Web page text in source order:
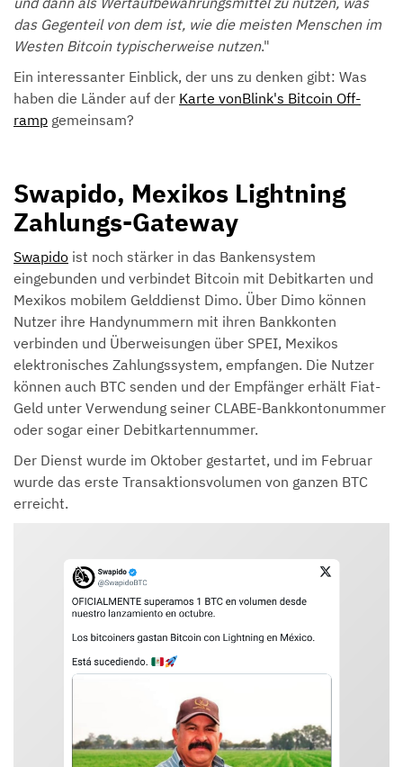
das Gegenteil von dem ist, wie die meisten Menschen im
Westen Bitcoin typischerweise nutzen."
Ein interessanter Einblick, der uns zu denken gibt: Was
haben die Länder auf der Karte vonBlink's Bitcoin Off-
ramp gemeinsam?
Swapido, Mexikos Lightning
Zahlungs-Gateway
Swapido ist noch stärker in das Bankensystem
eingebunden und verbindet Bitcoin mit Debitkarten und
Mexikos mobilem Gelddienst Dimo. Über Dimo können
Nutzer ihre Handynummern mit ihren Bankkonten
verbinden und Überweisungen über SPEI, Mexikos
elektronisches Zahlungssystem, empfangen. Die Nutzer
können auch BTC senden und der Empfänger erhält Fiat-
Geld unter Verwendung seiner CLABE-Bankkontonummer
oder sogar einer Debitkartennummer.
Der Dienst wurde im Oktober gestartet, und im Februar
wurde das erste Transaktionsvolumen von ganzen BTC
erreicht.